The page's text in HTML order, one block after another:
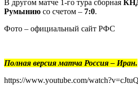
В другом матче 1-го тура сборная
Румынию со счетом – 7:0.
Фото – официальный сайт РФС
Полная версия матча Россия – Иран.
https://www.youtube.com/